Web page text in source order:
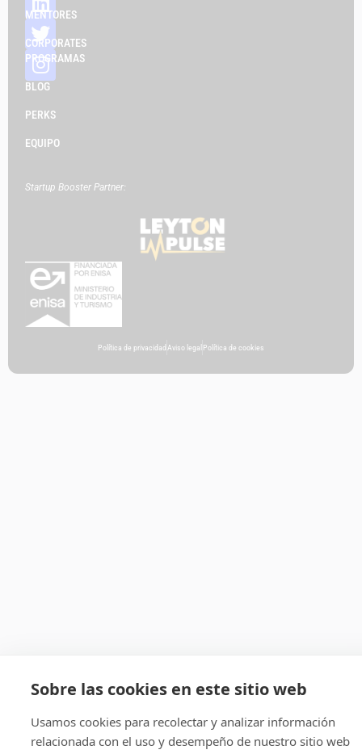
MENTORES
CORPORATES
PROGRAMAS
BLOG
PERKS
EQUIPO
Startup Booster Partner:
Política de privacidad Aviso legal Política de cookies
Sobre las cookies en este sitio web
Usamos cookies para recolectar y analizar información
relacionada con el uso y desempeño de nuestro sitio web